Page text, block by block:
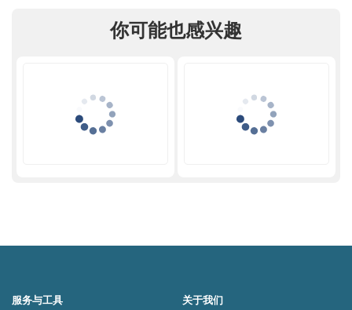
你可能也感兴趣
服务与工具 关于我们